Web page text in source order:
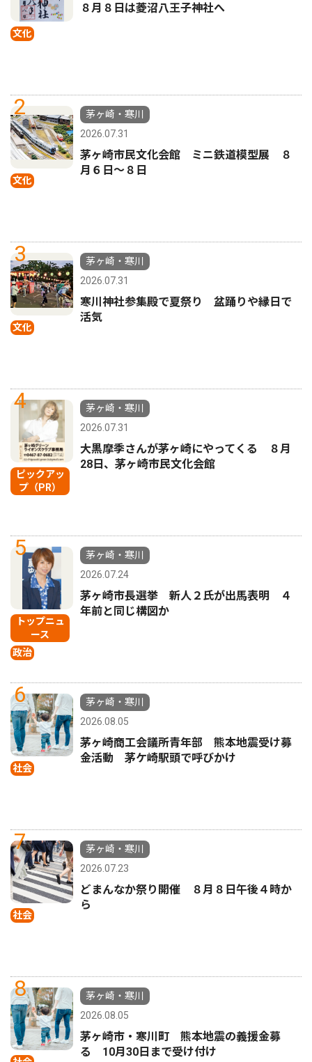
文化
８月８日は菱沼八王子神社へ
2
文化
茅ヶ崎・寒川
2026.07.31
茅ヶ崎市民文化会館 ミニ鉄道模型展 ８
月６日〜８日
3
文化
茅ヶ崎・寒川
2026.07.31
寒川神社参集殿で夏祭り 盆踊りや縁日で
活気
4
ピックアッ
プ（PR）
茅ヶ崎・寒川
2026.07.31
大黒摩季さんが茅ヶ崎にやってくる ８月
28日、茅ヶ崎市民文化会館
5
トップニュ
ース
政治
茅ヶ崎・寒川
2026.07.24
茅ヶ崎市長選挙 新人２氏が出馬表明 ４
年前と同じ構図か
6
社会
茅ヶ崎・寒川
2026.08.05
茅ヶ崎商工会議所青年部 熊本地震受け募
金活動 茅ケ崎駅頭で呼びかけ
7
社会
茅ヶ崎・寒川
2026.07.23
どまんなか祭り開催 ８月８日午後４時か
ら
8
茅ヶ崎・寒川
2026.08.05
茅ヶ崎市・寒川町 熊本地震の義援金募
る 10月30日まで受け付け